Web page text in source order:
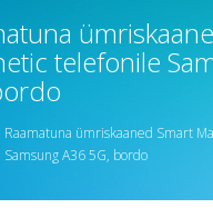
telefonile
Raamatuna ümriskaaned Smart
Samsung A36 5G, bordo